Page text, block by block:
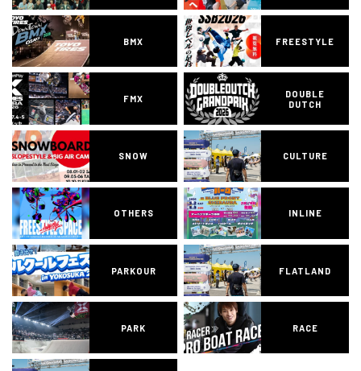
BMX FREESTYLE
FMX
DOUBLE
DUTCH
SNOW CULTURE
OTHERS INLINE
PARKOUR FLATLAND
PARK RACE